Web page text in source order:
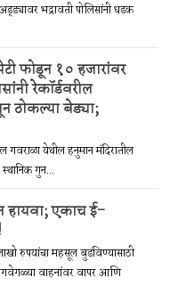
भद्रावती पोलिसांनी धडक
फोडून १० हजारांवर
रेकॉर्डवरील
ठोकल्या बेड्या;
गवराळा येथील हनुमान मंदिरातील
गुन...
हायवा; एकाच ई-
रुपयांचा महसूल बुडविण्यासाठी
वाहनांवर वापर आणि